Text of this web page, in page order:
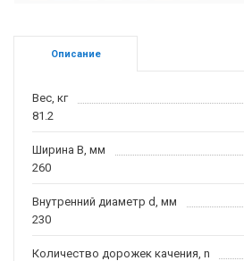
Описание
Вес, кг
81.2
Ширина B, мм
260
Внутренний диаметр d, мм
230
Количество дорожек качения, n